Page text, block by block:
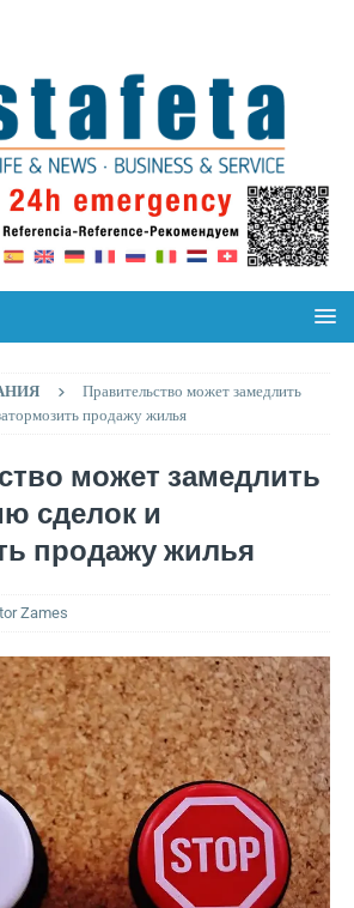
Правительство может замедлить
продажу жилья
может замедлить
сделок и
продажу жилья
Zames